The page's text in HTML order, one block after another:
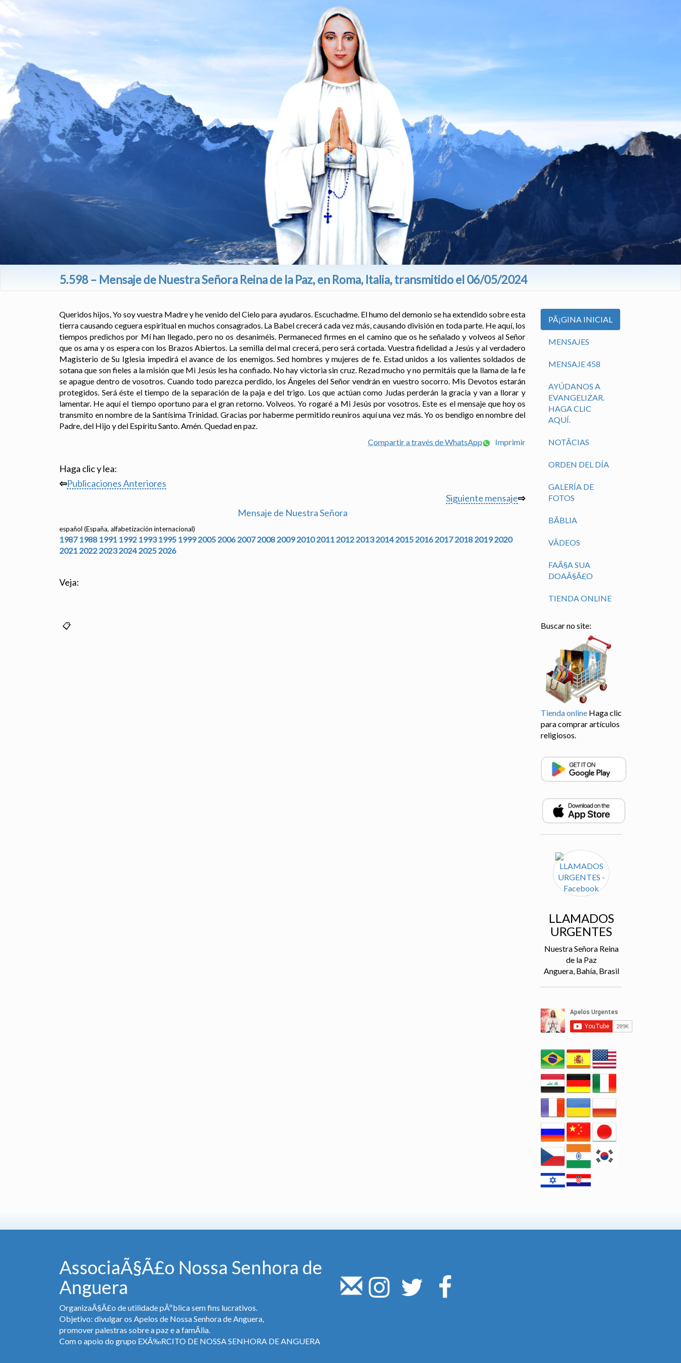
5.598 – Mensaje de Nuestra Señora Reina de la Paz, en Roma, Italia, transmitido el 06/05/2024
Queridos hijos, Yo soy vuestra Madre y he venido del Cielo para ayudaros. Escuchadme. El humo del demonio se ha extendido sobre esta
tierra causando ceguera espiritual en muchos consagrados. La Babel crecerá cada vez más, causando división en toda parte. He aquí, los
tiempos predichos por Mí han llegado, pero no os desaniméis. Permaneced firmes en el camino que os he señalado y volveos al Señor
que os ama y os espera con los Brazos Abiertos. La semilla del mal crecerá, pero será cortada. Vuestra fidelidad a Jesús y al verdadero
Magisterio de Su Iglesia impedirá el avance de los enemigos. Sed hombres y mujeres de fe. Estad unidos a los valientes soldados de
sotana que son fieles a la misión que Mi Jesús les ha confiado. No hay victoria sin cruz. Rezad mucho y no permitáis que la llama de la fe
se apague dentro de vosotros. Cuando todo parezca perdido, los Ángeles del Señor vendrán en vuestro socorro. Mis Devotos estarán
protegidos. Será éste el tiempo de la separación de la paja e del trigo. Los que actúan como Judas perderán la gracia y van a llorar y
lamentar. He aquí el tiempo oportuno para el gran retorno. Volveos. Yo rogaré a Mi Jesús por vosotros. Este es el mensaje que hoy os
transmito en nombre de la Santísima Trinidad. Gracias por haberme permitido reuniros aquí una vez más. Yo os bendigo en nombre del
Padre, del Hijo y del Espíritu Santo. Amén. Quedad en paz.
Compartir a través de WhatsApp
Imprimir
Haga clic y lea:
⇦Publicaciones Anteriores
Siguiente mensaje⇨
Mensaje de Nuestra Señora
español (España, alfabetización internacional)
1987 1988 1991 1992 1993 1995 1999 2005 2006 2007 2008 2009 2010 2011 2012 2013 2014 2015 2016 2017 2018 2019 2020
2021 2022 2023 2024 2025 2026
Veja:
PÃ¡GINA INICIAL
MENSAJES
MENSAJE 458
AYÚDANOS A
EVANGELIZAR.
HAGA CLIC
AQUÍ.
NOTÃ­CIAS
ORDEN DEL DÍA
GALERÍA DE
FOTOS
BÃ­BLIA
VÃ­DEOS
FAÃ§A SUA
DOAÃ§Ã£O
TIENDA ONLINE
Buscar no site:
Tienda online Haga clic
para comprar artículos
religiosos.
LLAMADOS
URGENTES
Nuestra Señora Reina
de la Paz
Anguera, Bahía, Brasil
AssociaÃ§Ã£o Nossa Senhora de
Anguera
OrganizaÃ§Ã£o de utilidade pÃºblica sem fins lucrativos.
Objetivo: divulgar os Apelos de Nossa Senhora de Anguera,
promover palestras sobre a paz e a famÃ­lia.
Com o apoio do grupo EXÃ‰RCITO DE NOSSA SENHORA DE ANGUERA